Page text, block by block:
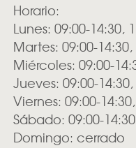
Horario:
Lunes: 09:00-14:30,
Martes: 09:00-14:30,
Miércoles: 09:00-
Jueves: 09:00-
Viernes: 09:00-
Sábado: 09:00-14:30
Domingo: cerrado